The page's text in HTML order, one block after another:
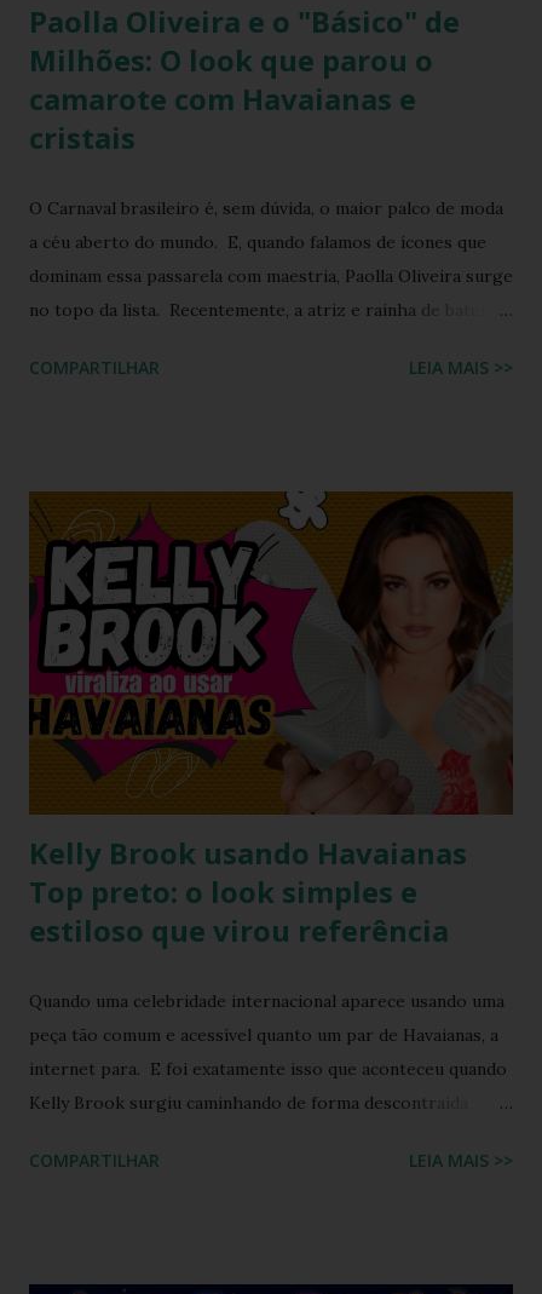
Paolla Oliveira e o "Básico" de
Milhões: O look que parou o
camarote com Havaianas e
cristais
O Carnaval brasileiro é, sem dúvida, o maior palco de moda
a céu aberto do mundo. E, quando falamos de ícones que
dominam essa passarela com maestria, Paolla Oliveira surge
no topo da lista. Recentemente, a atriz e rainha de bateria
preparação para o Camarote Havaianas , na Sapucaí. Com o
matéria, mergulhamos nos detalhes técnicos e estéticos do
look, com foco especial no calçado que desafiou as leis da
gravidade e da moda: o salto plataforma construído com
Havaianas . A ironia da "Basiquinha": O figurino de joias
Antes de chegarmos aos pés, precisamos falar sobre a
armadura de brilho que Paolla ostentou. O conjunto,
composto por um top e uma minissaia, não era apenas
"bordado", mas sim uma escultura de pedrarias
multicoloridas . ...
COMPARTILHAR LEIA MAIS >>
Kelly Brook usando Havaianas
Top preto: o look simples e
estiloso que virou referência
Quando uma celebridade internacional aparece usando uma
peça tão comum e acessível quanto um par de Havaianas, a
internet para. E foi exatamente isso que aconteceu quando
Kelly Brook surgiu caminhando de forma descontraída
que se tornou rapidamente uma inspiração para fãs de
COMPARTILHAR LEIA MAIS >>